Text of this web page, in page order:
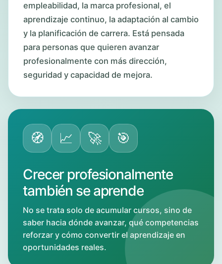
empleabilidad, la marca profesional, el
aprendizaje continuo, la adaptación al cambio
y la planificación de carrera. Está pensada
para personas que quieren avanzar
profesionalmente con más dirección,
seguridad y capacidad de mejora.
🧭 📈 🚀 🎯
Crecer profesionalmente
también se aprende
No se trata solo de acumular cursos, sino de
saber hacia dónde avanzar, qué competencias
reforzar y cómo convertir el aprendizaje en
oportunidades reales.